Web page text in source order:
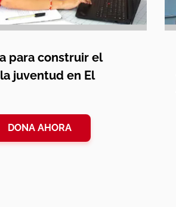
para construir el
juventud en El
DONA AHORA